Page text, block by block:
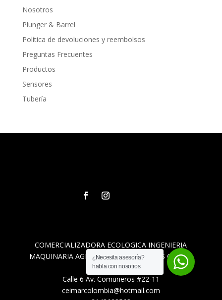
Nosotros
Plunger & Barrel
Política de devoluciones y reembolsos
Preguntas Frecuentes
Productos
Sensores
Tubería
COMERCIALIZADORA ECOLOGICA INGENIERIA
MAQUINARIA AGREGADOS Y REPUESTOS CEIMAR
SAS
Calle 6 Av. Comuneros #22-11
ceimarcolombia@hotmail.com
¿Necesita asesoría?
habla con nosotros